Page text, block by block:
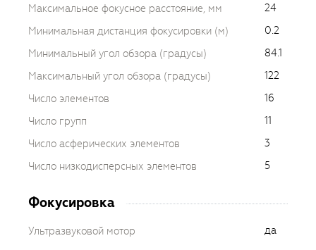
Максимальное фокусное расстояние, мм
24
Минимальная дистанция фокусировки (м)
0.2
Минимальный угол обзора (градусы)
84.1
Максимальный угол обзора (градусы)
122
Число элементов
16
Число групп
11
Число асферических элементов
3
Число низкодисперсных элементов
5
Фокусировка
Ультразвуковой мотор да